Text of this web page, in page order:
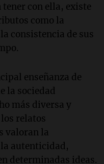
con ella, existe
como la
consistencia de sus
enseñanza de
la sociedad
más diversa y
relatos
valoran la
autenticidad,
determinadas ideas.